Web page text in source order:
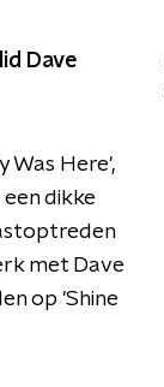
Dave
Was Here',
dikke
met Dave
op 'Shine